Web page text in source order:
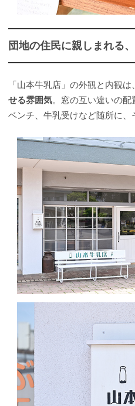
団地の住民に親しまれる
「山本牛乳店」の外観と内観は、
せる雰囲気。窓の互い違いの
ベンチ、牛乳受けなど随所に、